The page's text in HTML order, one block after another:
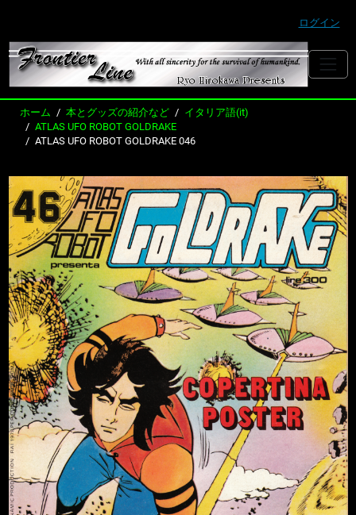
ログイン
ホーム 本とグッズの紹介など
イタリア語(it)
ATLAS UFO ROBOT GOLDRAKE
ATLAS UFO ROBOT GOLDRAKE 046